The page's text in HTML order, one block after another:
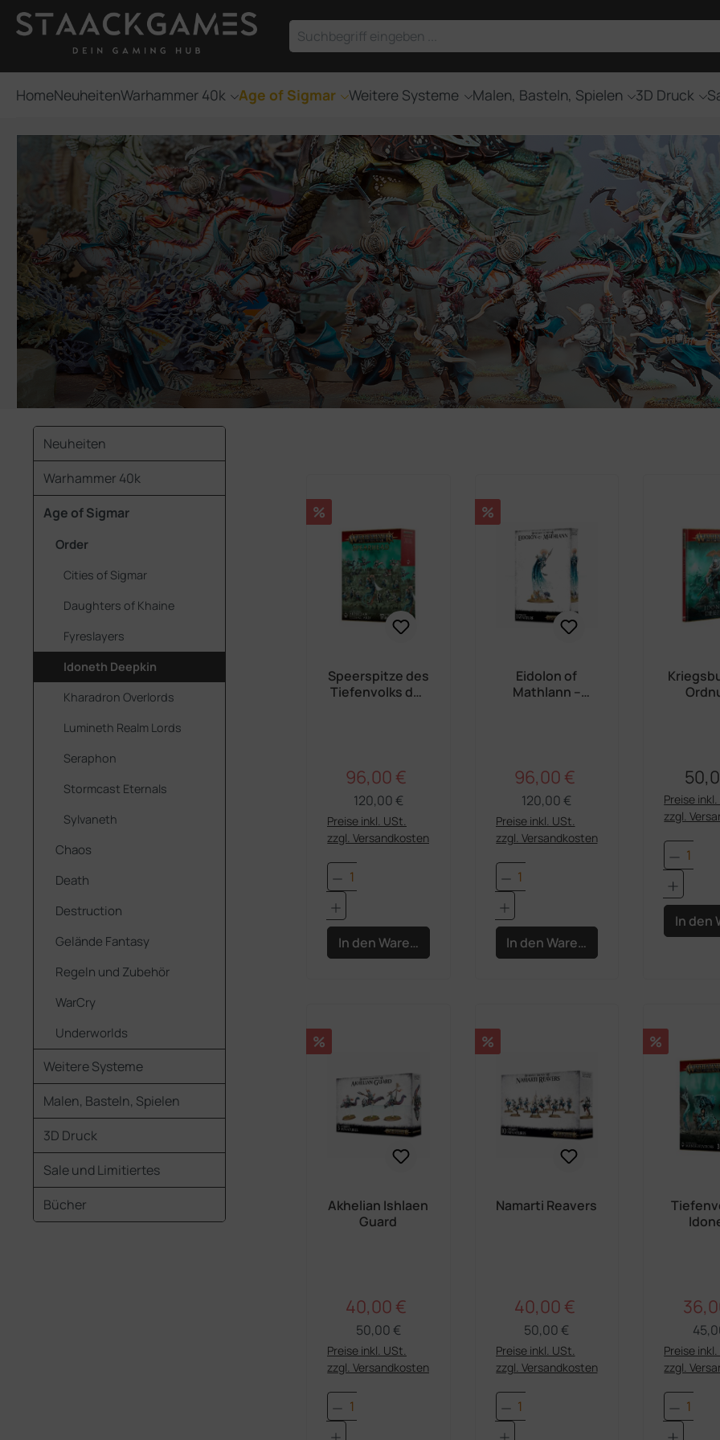
Hauptinhalt springen
Zur Suche springen
HomeNeuheitenWarhammer 40k Age of Sigmar Weitere Systeme Malen, Basteln, Spielen 3D Druck
Neuheiten
Warhammer 40k
Age of Sigmar
Order
Cities of Sigmar
Daughters of Khaine
Fyreslayers
Idoneth Deepkin
Kharadron Overlords
Lumineth Realm Lords
Seraphon
Stormcast Eternals
Sylvaneth
Chaos
Death
Destruction
Gelände Fantasy
Regeln und Zubehör
WarCry
Underworlds
Weitere Systeme
Malen, Basteln, Spielen
3D Druck
Sale und Limitiertes
Bücher
Rabatt
%
Speerspitze des
Tiefenvolks der
Verkaufspreis:
96,00 €
120,00 €
Preise inkl. USt.
zzgl. Versandkosten
Produkt Anzahl: Gib den gewünschten
In den Warenkorb
Rabatt
%
Eidolon of
Mathlann –
Verkaufspreis:
96,00 €
120,00 €
Preise inkl. USt.
zzgl. Versandkosten
Produkt Anzahl: Gib
In den Warenkorb
Preise
zzgl.
In den
Rabatt
%
Akhelian Ishlaen
Guard
Verkaufspreis:
40,00 €
50,00 €
Preise inkl. USt.
zzgl. Versandkosten
Produkt Anzahl: Gib den gewünschten
Rabatt
%
Namarti Reavers
Verkaufspreis:
40,00 €
50,00 €
Preise inkl. USt.
zzgl. Versandkosten
Produkt Anzahl: Gib
Rabatt
%
Preise
zzgl.